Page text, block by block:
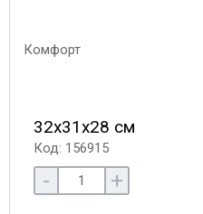
32х31х28 см
Код: 156915
- +